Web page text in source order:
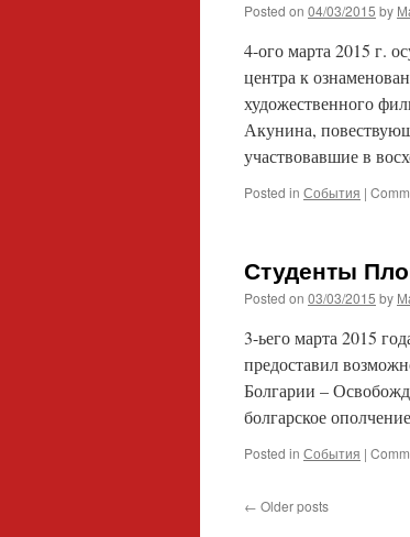
Posted on 04/03/2015 by
4-ого марта 2015 г.
центра к
художественного
Акунина,
участвовавшие в
Posted in События |
Студенты
Posted on 03/03/2015 by
3-ьего марта 2015
предоставил
Болгарии –
болгарское
Posted in События |
← Older posts